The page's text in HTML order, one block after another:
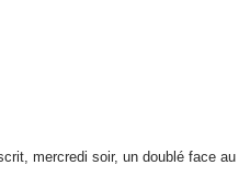
mercredi soir, un doublé face au